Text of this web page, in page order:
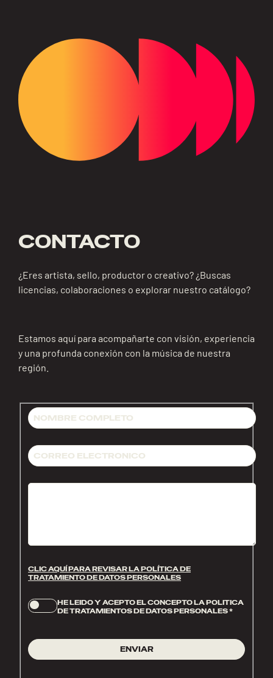
CONTACTO
¿Eres artista, sello, productor o creativo? ¿Buscas
licencias, colaboraciones o explorar nuestro catálogo?
Estamos aquí para acompañarte con visión, experiencia
y una profunda conexión con la música de nuestra
región.
CLIC AQUÍ PARA REVISAR LA POLÍTICA DE
TRATAMIENTO DE DATOS PERSONALES
HE LEIDO Y ACEPTO EL CONCEPTO LA POLITICA
DE TRATAMIENTOS DE DATOS PERSONALES*
ENVIAR